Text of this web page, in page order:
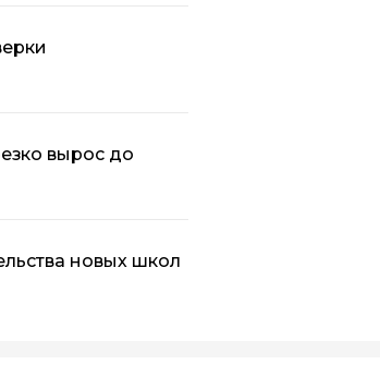
вырос до
новых школ